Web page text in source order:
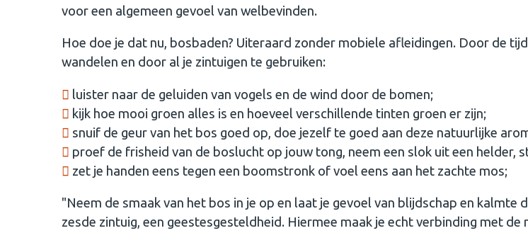
voor een algemeen gevoel van welbevinden.
Hoe doe je dat nu, bosbaden? Uiteraard zonder mobiele afleidingen. Door de
wandelen en door al je zintuigen te gebruiken:
luister naar de geluiden van vogels en de wind door de bomen;
kijk hoe mooi groen alles is en hoeveel verschillende tinten groen er zijn;
snuif de geur van het bos goed op, doe jezelf te goed aan deze natuurlijke
proef de frisheid van de boslucht op jouw tong, neem een slok uit een helder,
zet je handen eens tegen een boomstronk of voel eens aan het zachte mos;
"Neem de smaak van het bos in je op en laat je gevoel van blijdschap en kalmte
zesde zintuig, een geestesgesteldheid. Hiermee maak je echt verbinding met de